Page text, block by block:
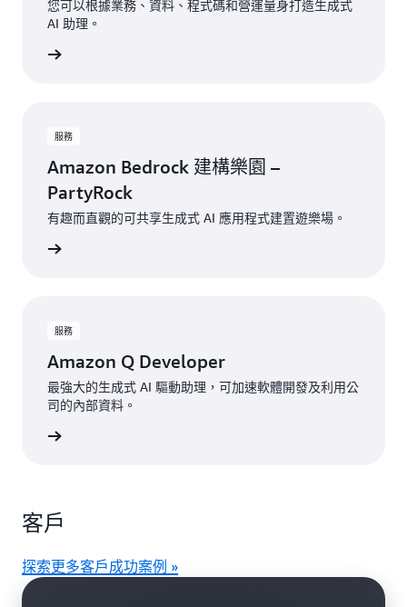
您可以根據業務、資料、程式碼和營運量身打造生成式
AI 助理。
服務
Amazon Bedrock 建構樂園 –
PartyRock
有趣而直觀的可共享生成式 AI 應用程式建置遊樂場。
服務
Amazon Q Developer
最強大的生成式 AI 驅動助理，可加速軟體開發及利用公
司的內部資料。
客戶
探索更多客戶成功案例 »